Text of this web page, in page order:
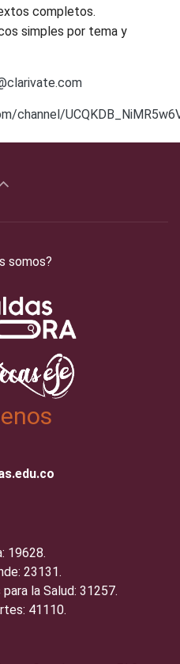
completos.
simples por tema y
channel/
somos?
19628.
23131.
la Salud: 31257.
41110.